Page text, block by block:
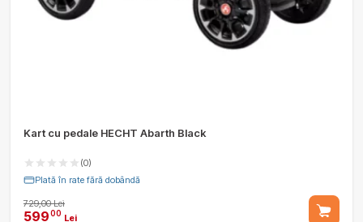
Kart cu pedale HECHT Abarth Black
(0)
Plată în rate fără dobândă
729,00 Lei
59900 Lei